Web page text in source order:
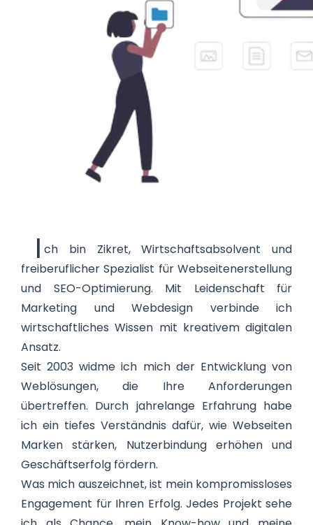
I ch bin Zikret, Wirtschaftsabsolvent und
freiberuflicher Spezialist für Webseitenerstellung
und SEO-Optimierung. Mit Leidenschaft für
Marketing und Webdesign verbinde ich
wirtschaftliches Wissen mit kreativem digitalen
Ansatz.
Seit 2003 widme ich mich der Entwicklung von
Weblösungen, die Ihre Anforderungen
übertreffen. Durch jahrelange Erfahrung habe
ich ein tiefes Verständnis dafür, wie Webseiten
Marken stärken, Nutzerbindung erhöhen und
Geschäftserfolg fördern.
Was mich auszeichnet, ist mein kompromissloses
Engagement für Ihren Erfolg. Jedes Projekt sehe